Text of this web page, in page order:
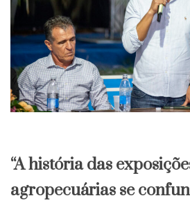
“A história das
agropecuárias se